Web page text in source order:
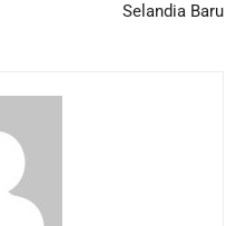
Selandia Baru